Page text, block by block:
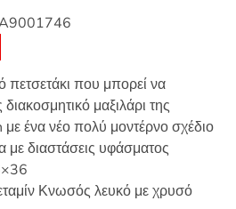
πετσετάκι που μπορεί να
μαξιλάρι της
με ένα νέο πολύ μοντέρνο σχέδιο
με διαστάσεις υφάσματος
Κνωσός λευκό με χρυσό